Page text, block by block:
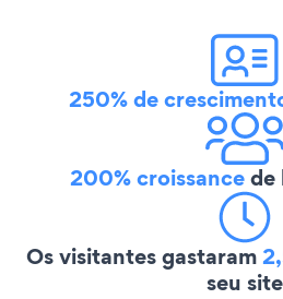
250% de
200% croissancede
Os visitantes gastaram
seu site